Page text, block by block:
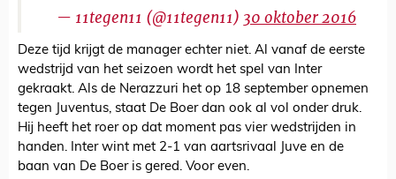
— 11tegen11 (@11tegen11) 30 oktober 2016
Deze tijd krijgt de manager echter niet. Al vanaf de eerste
wedstrijd van het seizoen wordt het spel van Inter
gekraakt. Als de Nerazzuri het op 18 september opnemen
tegen Juventus, staat De Boer dan ook al vol onder druk.
Hij heeft het roer op dat moment pas vier wedstrijden in
handen. Inter wint met 2-1 van aartsrivaal Juve en de
baan van De Boer is gered. Voor even.